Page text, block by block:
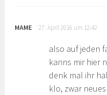
MAME 27. April 2016 um 12:42
also auf jeden
kanns mir hier
denk mal ihr
klo, zwar